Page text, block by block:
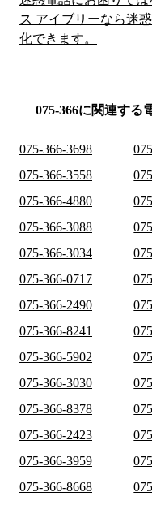
ス アイブリーなら迷
化できます。
075-366に関連する
075-366-3698
075-366-3558
075-366-4880
075-366-3088
075-366-3034
075-366-0717
075-366-2490
075-366-8241
075-366-5902
075-366-3030
075-366-8378
075-366-2423
075-366-3959
075-366-8668